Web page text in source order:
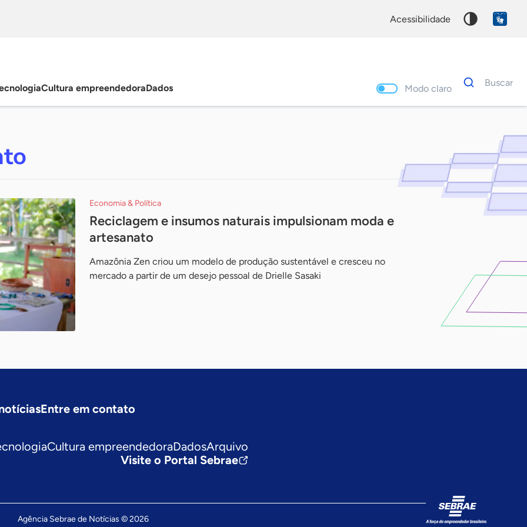
acessibilidade
Cultura empreendedoraDados Modo claro
Dados
para
Buscar
Economia & Política
Reciclagem e insumos naturais impulsionam moda e
artesanato
Amazônia Zen criou um modelo de produção sustentável e cresceu no
mercado a partir de um desejo pessoal de Drielle Sasaki
Entre em contato
Cultura empreendedoraDadosArquivo
Visite o Portal Sebrae
Agência Sebrae de Notícias © 2026